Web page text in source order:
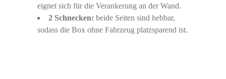
eignet sich für die Verankerung an der Wand.
2 Schnecken: beide Seiten sind hebbar,
sodass die Box ohne Fahrzeug platzsparend ist.